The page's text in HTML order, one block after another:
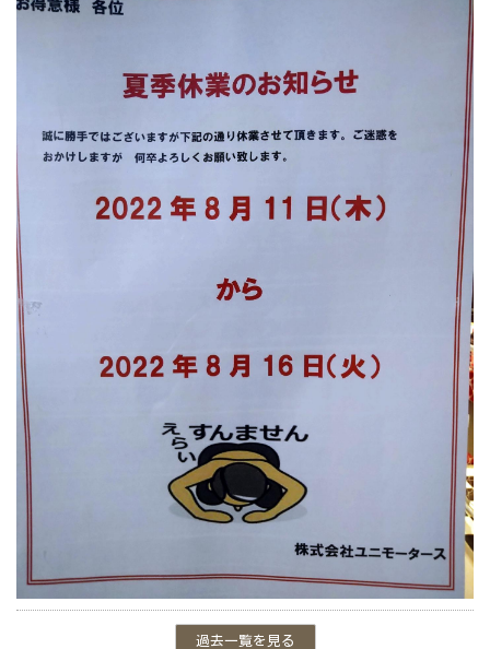
過去一覧を見る